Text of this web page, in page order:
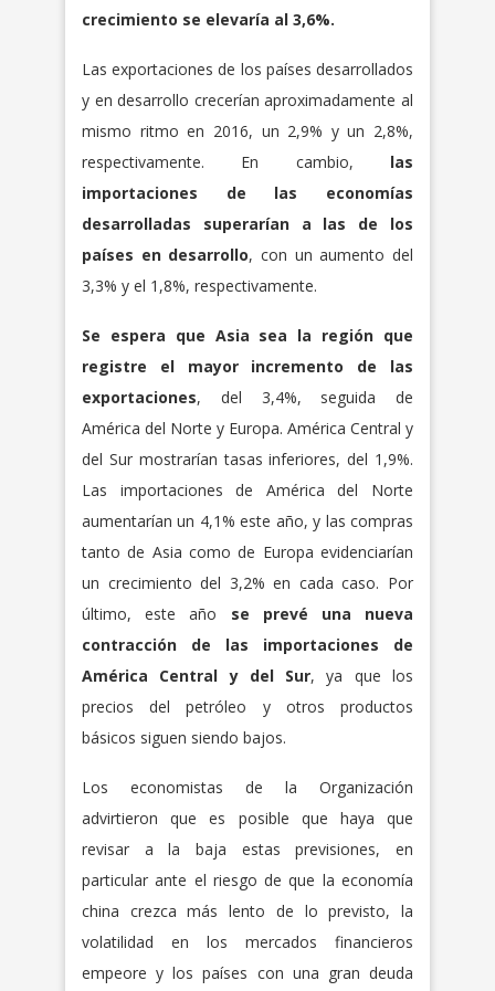
crecimiento se elevaría al 3,6%.
Las exportaciones de los países desarrollados
y en desarrollo crecerían aproximadamente al
mismo ritmo en 2016, un 2,9% y un 2,8%,
respectivamente. En cambio, las
importaciones de las economías
desarrolladas superarían a las de los
países en desarrollo, con un aumento del
3,3% y el 1,8%, respectivamente.
Se espera que Asia sea la región que
registre el mayor incremento de las
exportaciones, del 3,4%, seguida de
América del Norte y Europa. América Central y
del Sur mostrarían tasas inferiores, del 1,9%.
Las importaciones de América del Norte
aumentarían un 4,1% este año, y las compras
tanto de Asia como de Europa evidenciarían
un crecimiento del 3,2% en cada caso. Por
último, este año se prevé una nueva
contracción de las importaciones de
América Central y del Sur, ya que los
precios del petróleo y otros productos
básicos siguen siendo bajos.
Los economistas de la Organización
advirtieron que es posible que haya que
revisar a la baja estas previsiones, en
particular ante el riesgo de que la economía
china crezca más lento de lo previsto, la
volatilidad en los mercados financieros
empeore y los países con una gran deuda